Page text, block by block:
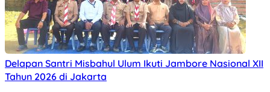
Delapan Santri Misbahul Ulum Ikuti Jambore Nasional XII
Tahun 2026 di Jakarta